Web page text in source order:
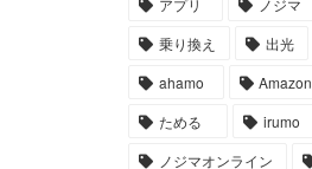
乗り換え
出光
ahamo
Amazon
ためる
irumo
ノジマオンライン